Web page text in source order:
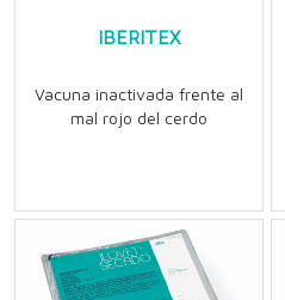
IBERITEX
Vacuna inactivada frente al
mal rojo del cerdo